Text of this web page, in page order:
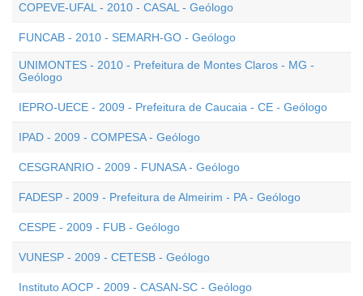
COPEVE-UFAL - 2010 - CASAL - Geólogo
FUNCAB - 2010 - SEMARH-GO - Geólogo
UNIMONTES - 2010 - Prefeitura de Montes Claros - MG -
Geólogo
IEPRO-UECE - 2009 - Prefeitura de Caucaia - CE - Geólogo
IPAD - 2009 - COMPESA - Geólogo
CESGRANRIO - 2009 - FUNASA - Geólogo
FADESP - 2009 - Prefeitura de Almeirim - PA - Geólogo
CESPE - 2009 - FUB - Geólogo
VUNESP - 2009 - CETESB - Geólogo
Instituto AOCP - 2009 - CASAN-SC - Geólogo